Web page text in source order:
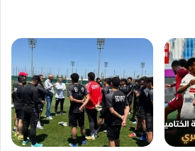
للمهنئين بعد التتويج
الممتاز